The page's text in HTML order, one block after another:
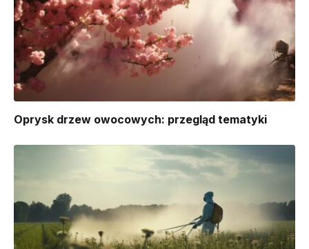
Oprysk drzew owocowych: przegląd tematyki